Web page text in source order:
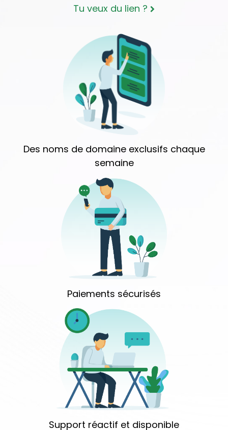
Tu veux du lien ?
Des noms de domaine exclusifs chaque
semaine
Paiements sécurisés
Support réactif et disponible